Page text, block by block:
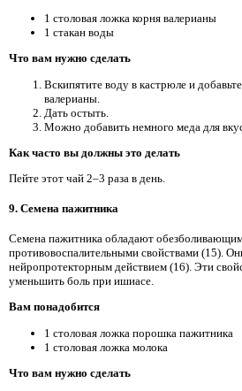
1 столовая ложка корня валерианы
1 стакан воды
Что вам нужно сделать
Вскипятите воду в кастрюле и
валерианы.
Дать остыть.
Можно добавить немного меда для
Как часто вы должны это делать
Пейте этот чай 2–3 раза в день.
9. Семена пажитника
Семена пажитника обладают
противовоспалительными свойствами (15).
нейропротекторным действием (16). Эти
уменьшить боль при ишиасе.
Вам понадобится
1 столовая ложка порошка пажитника
1 столовая ложка молока
Что вам нужно сделать